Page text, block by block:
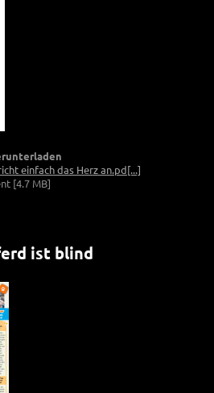
einfach das Herz an.pd[...]
[4.7 MB]
ist blind